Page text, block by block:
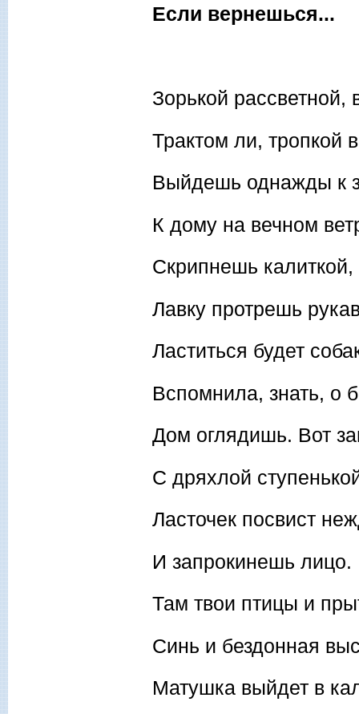
Если вернешься...
Зорькой рассветной,
Трактом ли, тропкой
Выйдешь однажды к
К дому на вечном
Скрипнешь
Лавку протрешь
Ластиться будет
Вспомнила, знать, о
Дом оглядишь. Вот
С дряхлой
Ласточек посвист
И запрокинешь лицо.
Там твои птицы и
Синь и бездонная
Матушка выйдет в